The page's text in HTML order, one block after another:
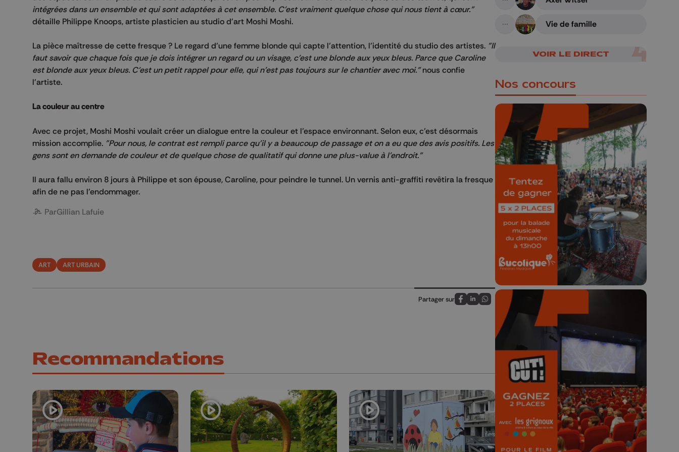
intégrées dans un ensemble et qui sont adaptées à cet ensemble. C'est vraiment quelque chose qui nous tient à cœur."
détaille Philippe Knoops, artiste plasticien au studio d'art Moshi Moshi.
La pièce maîtresse de cette fresque ? Le regard d’une femme blonde qui capte l’attention, l’identité du studio des artistes. "Il
faut savoir que chaque fois que je dois intégrer un regard ou un visage, c'est une blonde aux yeux bleus. Parce que Caroline
est blonde aux yeux bleus. C'est un petit rappel pour elle, qui n'est pas toujours sur le chantier avec moi."nous confie
l'artiste.
La couleur au centre
Avec ce projet, Moshi Moshi voulait créer un dialogue entre la couleur et l’espace environnant. Selon eux, c’est désormais
mission accomplie. "Pour nous, le contrat est rempli parce qu'il y a beaucoup de passage et on a eu que des avis positifs. Les
gens sont en demande de couleur et de quelque chose de qualitatif qui donne une plus-value à l'endroit."
Il aura fallu environ 8 jours à Philippe et son épouse, Caroline, pour peindre le tunnel. Un vernis anti-graffiti revêtira la fresque
afin de ne pas l’endommager.
ParGillian Lafuie
ART ART URBAIN
Partager sur
Partagez sur FaceBook
Partagez sur LinkedIn
Partagez sur Whatsapp
Recommandations
A suivre
A suivre
Vie de famille
VOIR LE DIRECT
Nos concours
🎁 Gagnez 5x2
places pour le
Bucolique Ferrières
Festival 🌿🎶
Concours valable jusqu'au 9 août,
23h59.
🎬 Concours CUT x
Les Grignoux ✨
Concours permanent - 2 places à
gagner chaque semaine !